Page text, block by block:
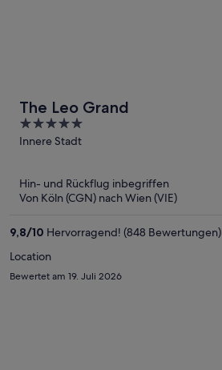
The Leo Grand
5
out
5
Innere Stadt
Hin- und Rückflug inbegriffen
Von Köln (CGN) nach Wien (VIE)
9,8/10 Hervorragend! (848 Bewertungen)
Location
Bewertet am 19. Juli 2026